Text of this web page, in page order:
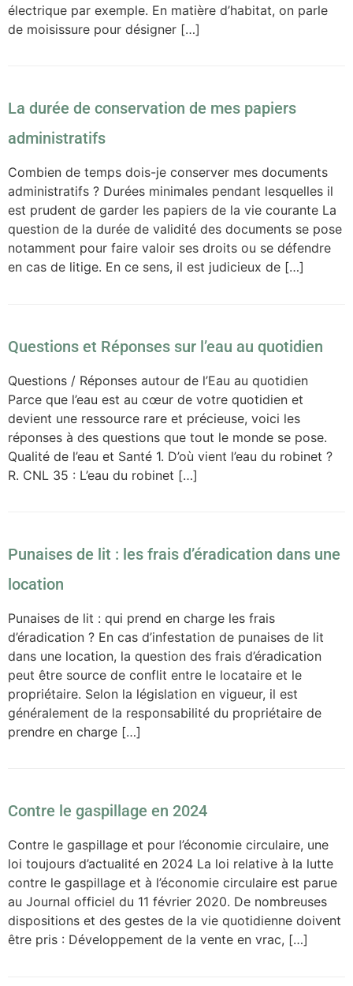
électrique par exemple. En matière d’habitat, on parle
de moisissure pour désigner […]
La durée de conservation de mes papiers
administratifs
Combien de temps dois-je conserver mes documents
administratifs ? Durées minimales pendant lesquelles il
est prudent de garder les papiers de la vie courante La
question de la durée de validité des documents se pose
notamment pour faire valoir ses droits ou se défendre
en cas de litige. En ce sens, il est judicieux de […]
Questions et Réponses sur l’eau au quotidien
Questions / Réponses autour de l’Eau au quotidien
Parce que l’eau est au cœur de votre quotidien et
devient une ressource rare et précieuse, voici les
réponses à des questions que tout le monde se pose.
Qualité de l’eau et Santé 1. D’où vient l’eau du robinet ?
R. CNL 35 : L’eau du robinet […]
Punaises de lit : les frais d’éradication dans une
location
Punaises de lit : qui prend en charge les frais
d’éradication ? En cas d’infestation de punaises de lit
dans une location, la question des frais d’éradication
peut être source de conflit entre le locataire et le
propriétaire. Selon la législation en vigueur, il est
généralement de la responsabilité du propriétaire de
prendre en charge […]
Contre le gaspillage en 2024
Contre le gaspillage et pour l’économie circulaire, une
loi toujours d’actualité en 2024 La loi relative à la lutte
contre le gaspillage et à l’économie circulaire est parue
au Journal officiel du 11 février 2020. De nombreuses
dispositions et des gestes de la vie quotidienne doivent
être pris : Développement de la vente en vrac, […]